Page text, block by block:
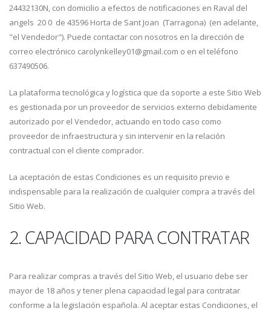
24432130N, con domicilio a efectos de notificaciones en Raval del
angels 20 0 de 43596 Horta de Sant Joan (Tarragona) (en adelante,
"el Vendedor"). Puede contactar con nosotros en la dirección de
correo electrónico carolynkelley01@gmail.com o en el teléfono
637490506.
La plataforma tecnológica y logística que da soporte a este Sitio Web
es gestionada por un proveedor de servicios externo debidamente
autorizado por el Vendedor, actuando en todo caso como
proveedor de infraestructura y sin intervenir en la relación
contractual con el cliente comprador.
La aceptación de estas Condiciones es un requisito previo e
indispensable para la realización de cualquier compra a través del
Sitio Web.
2. CAPACIDAD PARA CONTRATAR
Para realizar compras a través del Sitio Web, el usuario debe ser
mayor de 18 años y tener plena capacidad legal para contratar
conforme a la legislación española. Al aceptar estas Condiciones, el